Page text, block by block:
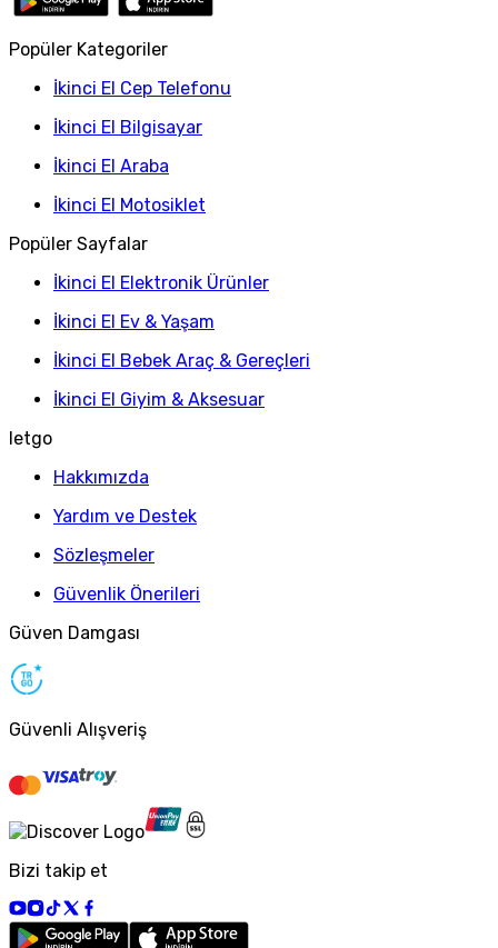
Popüler Kategoriler
İkinci El Cep Telefonu
İkinci El Bilgisayar
İkinci El Araba
İkinci El Motosiklet
Popüler Sayfalar
İkinci El Elektronik Ürünler
İkinci El Ev & Yaşam
İkinci El Bebek Araç & Gereçleri
İkinci El Giyim & Aksesuar
letgo
Hakkımızda
Yardım ve Destek
Sözleşmeler
Güvenlik Önerileri
Güven Damgası
Güvenli Alışveriş
Bizi takip et